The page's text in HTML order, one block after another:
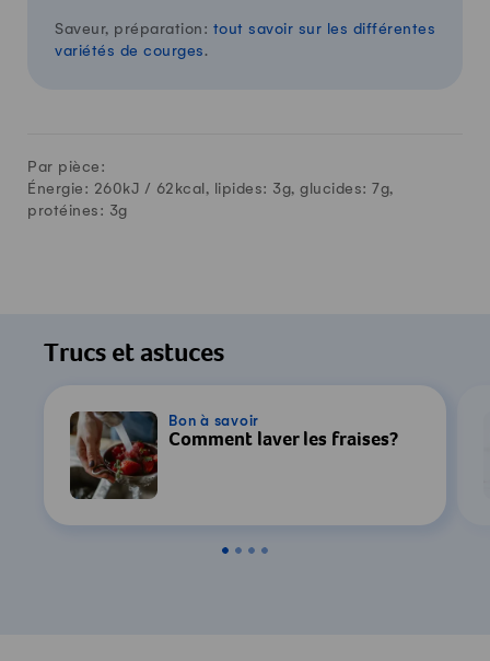
Saveur, préparation: tout savoir sur les différentes
variétés de courges.
Par pièce:
Énergie: 260kJ / 62 kcal, lipides: 3g, glucides: 7g,
protéines: 3g
Trucs et astuces
Bon à savoir
Comment laver les fraises?